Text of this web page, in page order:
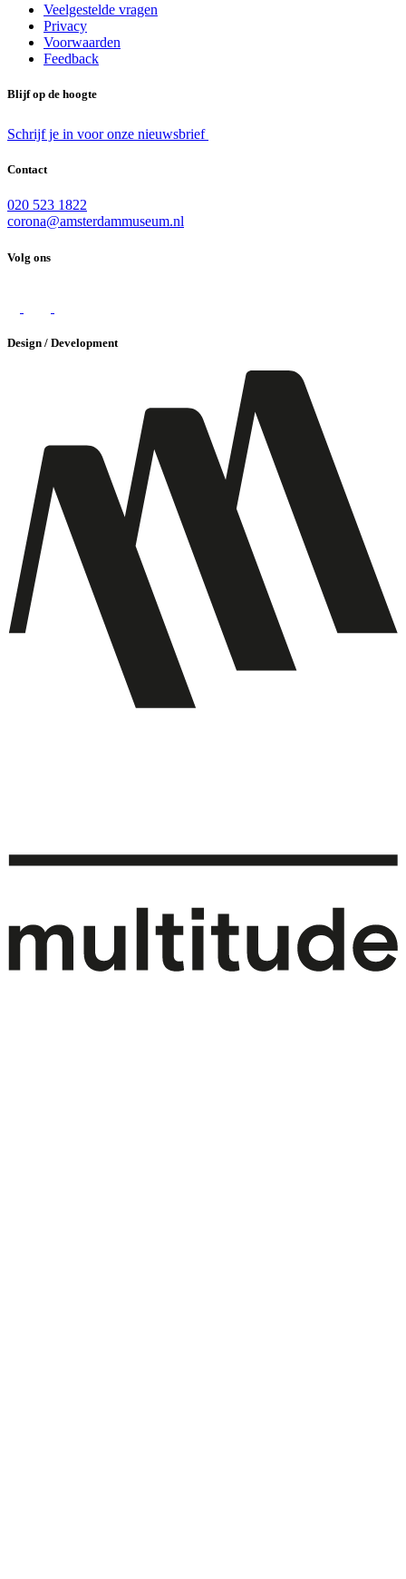
Veelgestelde vragen
Privacy
Voorwaarden
Feedback
Blijf op de hoogte
Schrijf je in voor onze nieuwsbrief
Contact
020 523 1822
corona@amsterdammuseum.nl
Volg ons
Design / Development